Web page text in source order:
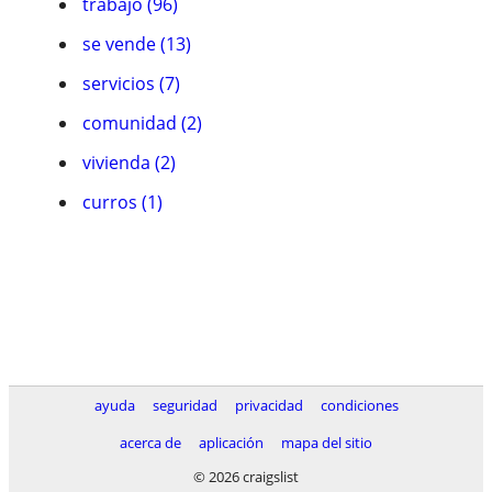
se vende (13)
servicios (7)
comunidad (2)
vivienda (2)
curros (1)
ayuda seguridad privacidad
condiciones
acerca de
aplicación
mapa del sitio
© 2026 craigslist